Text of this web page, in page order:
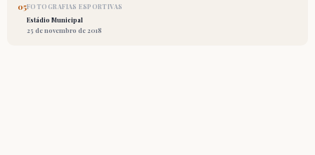
05FOTOGRAFIAS ESPORTIVAS
Estádio Municipal
25 de novembro de 2018